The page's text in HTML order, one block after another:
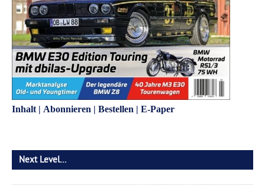
Inhalt | Abonnieren | Bestellen | E-Paper
Next Level…